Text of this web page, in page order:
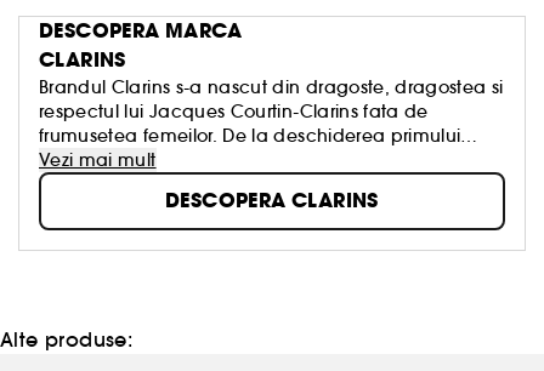
DESCOPERA MARCA
CLARINS
Brandul Clarins s-a nascut din dragoste, dragostea si
respectul lui Jacques Courtin-Clarins fata de
frumusetea femeilor. De la deschiderea primului
Institut Clarins la Paris, in 1954, odata cu lansarea
produselor de ingrijire din gama de top, Clarins
lucreaza fara incetare pentru a oferi fiecarei femei
tot ce e mai bun din natura, cautand elementele
active pretioase pentru piele.
Vezi mai mult
DESCOPERA CLARINS
Alte produse: